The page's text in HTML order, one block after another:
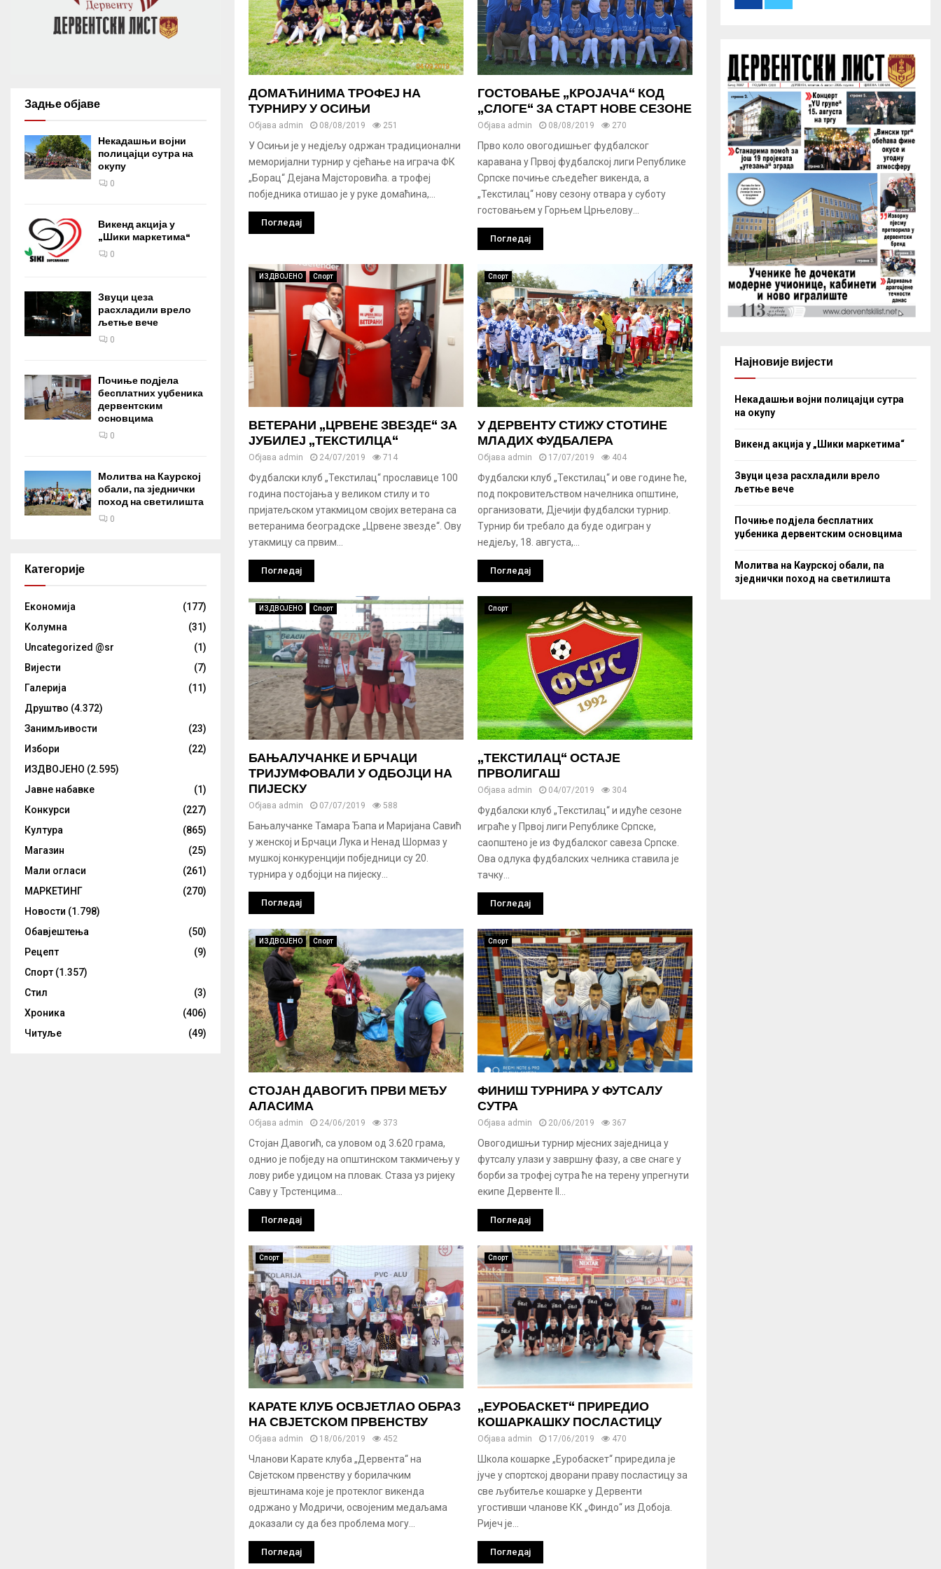
ДОМАЋИНИМА ТРОФЕЈ НА
ТУРНИРУ У ОСИЊИ
Објава admin 08/08/2019 251
У Осињи је у недјељу одржан традиционални
меморијални турнир у сјећање на играча ФК
„Борац“ Дејана Мајсторовића. а трофеј
побједника отишао је у руке домаћина,...
Погледај
ГОСТОВАЊЕ „КРОЈАЧА“ КОД
„СЛОГЕ“ ЗА СТАРТ НОВЕ СЕЗОНЕ
Објава admin 08/08/2019 270
Прво коло овогодишњег фудбалског
каравана у Првој фудбалској лиги Републике
Српске почиње сљедећег викенда, а
„Текстилац“ нову сезону отвара у суботу
гостовањем у Горњем Црњелову...
Погледај
ИЗДВОЈЕНО Спорт
ВЕТЕРАНИ „ЦРВЕНЕ ЗВЕЗДЕ“ ЗА
ЈУБИЛЕЈ „ТЕКСТИЛЦА“
Објава admin 24/07/2019 714
Фудбалски клуб „Текстилац“ прославице 100
година постојања у великом стилу и то
пријатељском утакмицом својих ветерана са
ветеранима београдске „Црвене звезде“. Ову
утакмицу са првим...
Погледај
Спорт
У ДЕРВЕНТУ СТИЖУ СТОТИНЕ
МЛАДИХ ФУДБАЛЕРА
Објава admin 17/07/2019 404
Фудбалски клуб „Текстилац“ и ове године ће,
под покровитељством начелника општине,
организовати, Дјечији фудбалски турнир.
Турнир би требало да буде одигран у
недјељу, 18. августа,...
Погледај
ИЗДВОЈЕНО Спорт
БАЊАЛУЧАНКЕ И БРЧАЦИ
ТРИЈУМФОВАЛИ У ОДБОЈЦИ НА
ПИЈЕСКУ
Објава admin 07/07/2019 588
Бањалучанке Тамара Ђапа и Маријана Савић
у женској и Брчаци Лука и Ненад Шормаз у
мушкој конкуренцији побједници су 20.
турнира у одбојци на пијеску...
Погледај
Спорт
„ТЕКСТИЛАЦ“ ОСТАЈЕ
ПРВОЛИГАШ
Објава admin 04/07/2019 304
Фудбалски клуб „Текстилац“ и идуће сезоне
играће у Првој лиги Републике Српске,
саопштено је из Фудбалског савеза Српске.
Ова одлука фудбалских челника ставила је
тачку...
Погледај
ИЗДВОЈЕНО Спорт
СТОЈАН ДАВОГИЋ ПРВИ МЕЂУ
АЛАСИМА
Објава admin 24/06/2019 373
Стојан Давогић, са уловом од 3.620 грама,
однио је побједу на општинском такмичењу у
лову рибе удицом на пловак. Стаза уз ријеку
Саву у Трстенцима...
Погледај
Спорт
ФИНИШ ТУРНИРА У ФУТСАЛУ
СУТРА
Објава admin 20/06/2019 367
Овогодишњи турнир мјесних заједница у
футсалу улази у завршну фазу, а све снаге у
борби за трофеј сутра ће на терену упрегнути
екипе Дервенте II...
Погледај
Спорт
КАРАТЕ КЛУБ ОСВЈЕТЛАО ОБРАЗ
НА СВЈЕТСКОМ ПРВЕНСТВУ
Објава admin 18/06/2019 452
Чланови Карате клуба „Дервента“ на
Свјетском првенству у борилачким
вјештинама које је протеклог викенда
одржано у Модричи, освојеним медаљама
доказали су да без проблема могу...
Погледај
Спорт
„ЕУРОБАСКЕТ“ ПРИРЕДИО
КОШАРКАШКУ ПОСЛАСТИЦУ
Објава admin 17/06/2019 470
Школа кошарке „Еуробаскет“ приредила је
јуче у спортској дворани праву посластицу за
све љубитеље кошарке у Дервенти
угостивши чланове КК „Финдо“ из Добоја.
Ријеч је...
Погледај
Задње објаве
Некадашњи војни
полицајци сутра на
окупу
0
Викенд акција у
„Шики маркетима“
0
Звуци цеза
расхладили врело
љетње вече
0
Почиње подјела
бесплатних уџбеника
дервентским
основцима
0
Молитва на Каурској
обали, па зједнички
поход на светилишта
0
Категорије
Eкономија
(177)
Kолумнa
(31)
Uncategorized @sr
(1)
Вијести
(7)
Галерија
(11)
Друштво (4.372)
Занимљивости
(23)
Избори
(22)
ИЗДВОЈЕНО (2.595)
Јавне набавке
(1)
Конкурси
(227)
Култура
(865)
Магазин
(25)
Мали огласи
(261)
МАРКЕТИНГ
(270)
Новости (1.798)
Обавјештења
(50)
Рецепт
(9)
Спорт (1.357)
Стил
(3)
Хроника
(406)
Читуље
(49)
H
Најновије вијести
Некадашњи војни полицајци сутра
на окупу
Викенд акција у „Шики маркетима“
Звуци цеза расхладили врело
љетње вече
Почиње подјела бесплатних
уџбеника дервентским основцима
Молитва на Каурској обали, па
зједнички поход на светилишта